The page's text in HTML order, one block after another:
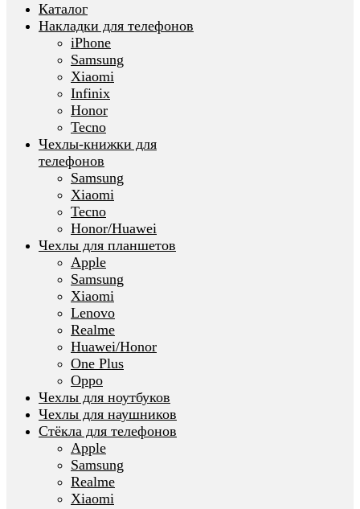
Каталог
Накладки для телефонов
iPhone
Samsung
Xiaomi
Infinix
Honor
Tecno
Чехлы-книжки для
телефонов
Samsung
Xiaomi
Tecno
Honor/Huawei
Чехлы для планшетов
Apple
Samsung
Xiaomi
Lenovo
Realme
Huawei/Honor
One Plus
Oppo
Чехлы для ноутбуков
Чехлы для наушников
Стёкла для телефонов
Apple
Samsung
Realme
Xiaomi